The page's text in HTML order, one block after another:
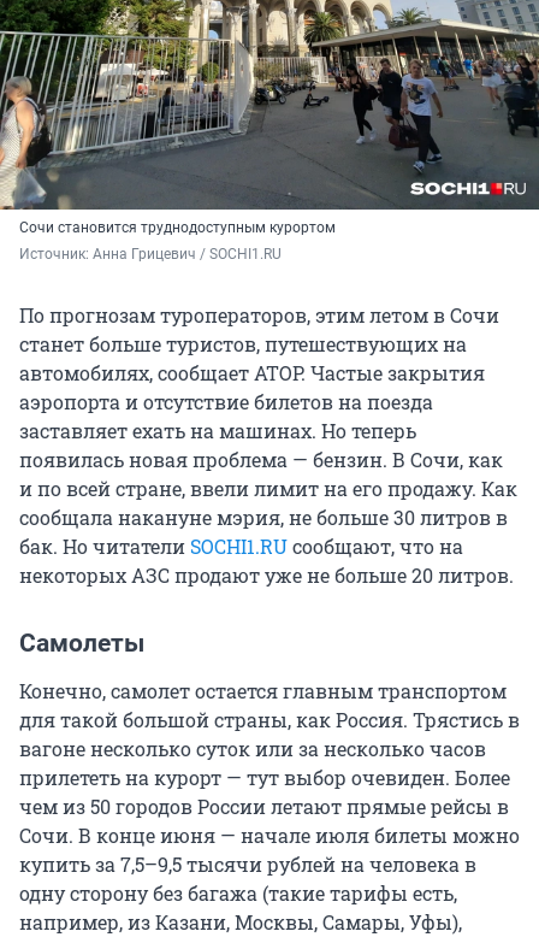
Сочи становится труднодоступным курортом
Источник: Анна Грицевич / SOCHI1.RU
По прогнозам туроператоров, этим летом в Сочи
станет больше туристов, путешествующих на
автомобилях, сообщает АТОР. Частые закрытия
аэропорта и отсутствие билетов на поезда
заставляет ехать на машинах. Но теперь
появилась новая проблема — бензин. В Сочи, как
и по всей стране, ввели лимит на его продажу. Как
сообщала накануне мэрия, не больше 30 литров в
бак. Но читатели SOCHI1.RUсообщают, что на
некоторых АЗС продают уже не больше 20 литров.
Самолеты
Конечно, самолет остается главным транспортом
для такой большой страны, как Россия. Трястись в
вагоне несколько суток или за несколько часов
прилететь на курорт — тут выбор очевиден. Более
чем из 50 городов России летают прямые рейсы в
Сочи. В конце июня — начале июля билеты можно
купить за 7,5–9,5 тысячи рублей на человека в
одну сторону без багажа (такие тарифы есть,
например, из Казани, Москвы, Самары, Уфы),